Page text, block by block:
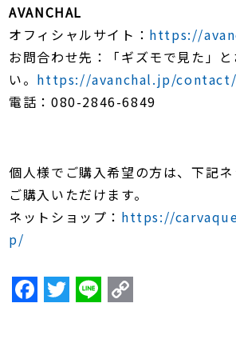
AVANCHAL
オフィシャルサイト： https://
お問合わせ先：「ギズモで見た」
い。 https://avanchal.jp/contact/
電話：080-2846-6849
個人様でご購入希望の方は、下記
ご購入いただけます。
ネットショップ： https://
p/
F
a
T
w
Li
n